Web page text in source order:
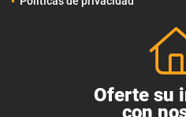
Oferte su
con